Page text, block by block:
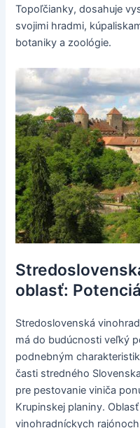
Topoľčianky, dosahuje
svojimi hradmi,
botaniky a zoológie.
oblasť:
Stredoslovenská
má do budúcnosti veľký
podnebným
časti stredného
pre pestovanie viniča
Krupinskej planiny.
vinohradníckych